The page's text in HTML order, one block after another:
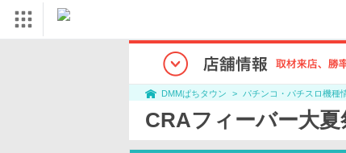
DMMぱちタウン パチンコ・パチスロ機種
CRAフィーバー大